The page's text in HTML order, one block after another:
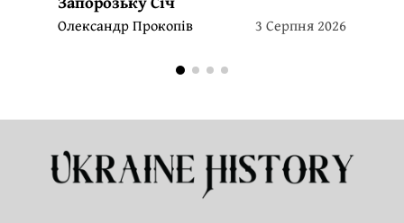
Олександр Прокопів 3 Серпня 2026